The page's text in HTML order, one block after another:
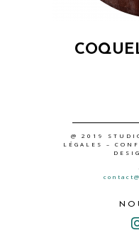
@ 2019
LÉGALES
–